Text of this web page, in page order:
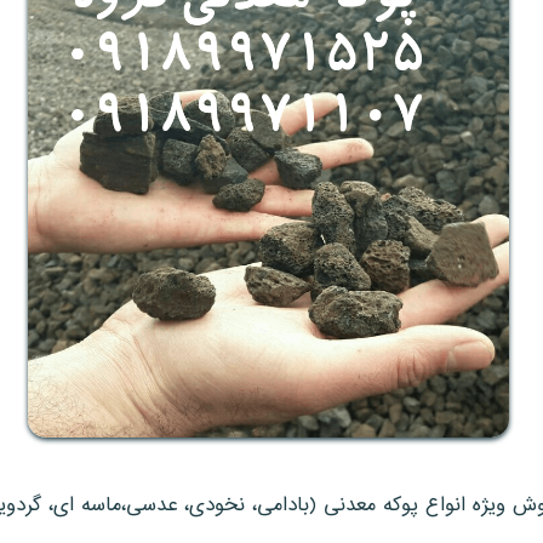
ویژه انواع پوکه معدنی (بادامی، نخودی، عدسی،ماسه ای،